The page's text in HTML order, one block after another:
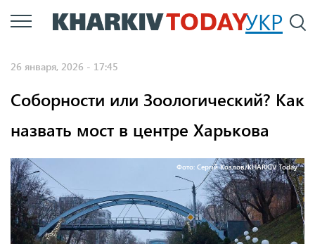
Перейти
к
УКР
26 января, 2026 - 17:45
Соборности или Зоологический? Как
назвать мост в центре Харькова
Фото: Сергій Козлов/KHARKIV Today